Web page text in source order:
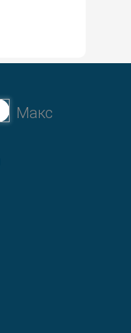
Макс